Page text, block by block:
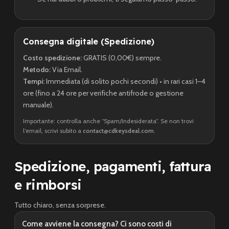
Consegna digitale (Spedizione)
Costo spedizione:GRATIS (0,00€) sempre.
Metodo:Via Email.
Tempi:Immediata (di solito pochi secondi) • in rari casi 1–4
ore (fino a 24 ore per verifiche antifrode o gestione
manuale).
Importante: controlla anche “Spam/Indesiderata”. Se non trovi
l’email, scrivi subito a contact@cdkeysdeal.com.
Spedizione, pagamenti, fattura
e rimborsi
Tutto chiaro, senza sorprese.
Come avviene la consegna? Ci sono costi di